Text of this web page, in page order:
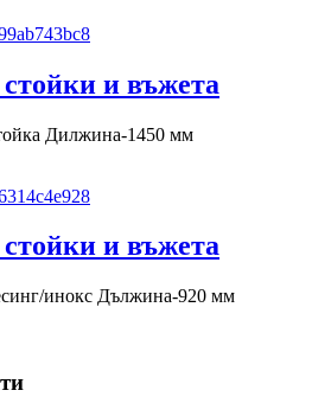
и въжета
Дилжина-1450 мм
и въжета
инокс Дължина-920 мм